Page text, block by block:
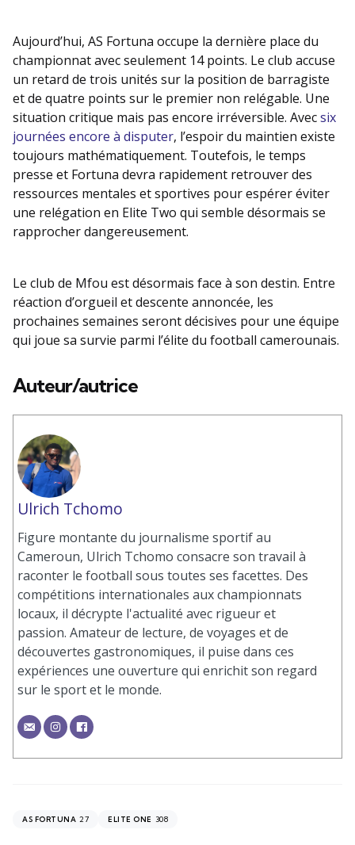
Aujourd’hui, AS Fortuna occupe la dernière place du
championnat avec seulement 14 points. Le club accuse
un retard de trois unités sur la position de barragiste
et de quatre points sur le premier non relégable. Une
situation critique mais pas encore irréversible. Avecsix
journées encore à disputer, l’espoir du maintien existe
toujours mathématiquement. Toutefois, le temps
presse et Fortuna devra rapidement retrouver des
ressources mentales et sportives pour espérer éviter
une relégation en Elite Two qui semble désormais se
rapprocher dangereusement.
Le club de Mfou est désormais face à son destin. Entre
réaction d’orgueil et descente annoncée, les
prochaines semaines seront décisives pour une équipe
qui joue sa survie parmi l’élite du football camerounais.
Auteur/autrice
Ulrich Tchomo
Figure montante du journalisme sportif au
Cameroun, Ulrich Tchomo consacre son travail à
raconter le football sous toutes ses facettes. Des
compétitions internationales aux championnats
locaux, il décrypte l'actualité avec rigueur et
passion. Amateur de lecture, de voyages et de
découvertes gastronomiques, il puise dans ces
expériences une ouverture qui enrichit son regard
sur le sport et le monde.
AS FORTUNA 27 ELITE ONE 308